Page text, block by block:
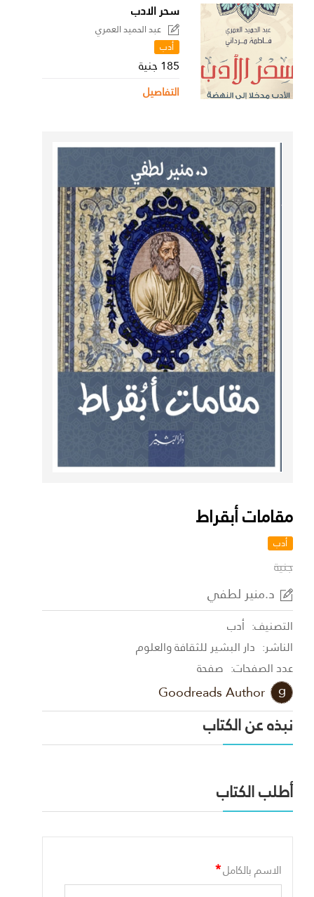
سحر الادب
عبد الحميد العمري
أدب
185 جنية
التفاصيل
مقامات أبقراط
أدب
جنية
د.منير لطفي
التصنيف: أدب
الناشر: دار البشير للثقافة والعلوم
عدد الصفحات: صفحة
Goodreads Author
نبذه عن الكتاب
أطلب الكتاب
الاسم بالكامل*